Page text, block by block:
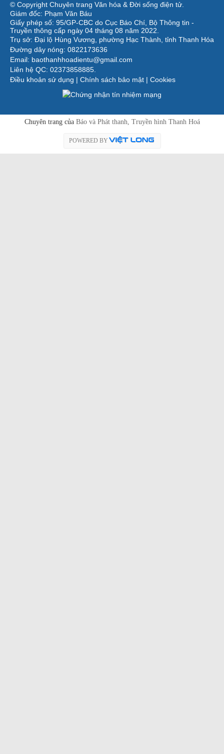
© Copyright Chuyên trang Văn hóa & Đời sống điện tử.
Giám đốc: Phạm Văn Báu
Giấy phép số: 95/GP-CBC do Cục Báo Chí, Bộ Thông tin -
Truyền thông cấp ngày 04 tháng 08 năm 2022.
Trụ sở: Đại lộ Hùng Vương, phường Hạc Thành, tỉnh Thanh Hóa
Đường dây nóng: 0822173636
Email: baothanhhoadientu@gmail.com
Liên hệ QC: 02373858885.
Điều khoản sử dụng | Chính sách bảo mật | Cookies
Chuyên trang của Báo và Phát thanh, Truyền hình Thanh Hoá
POWERED BY